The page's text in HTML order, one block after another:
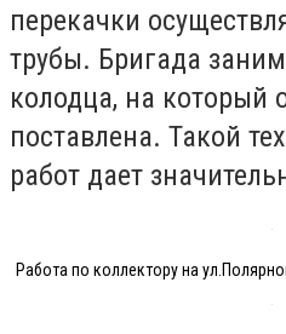
перекачки
трубы. Бригада
колодца, на который
поставлена. Такой
работ дает
Работа по коллектору на